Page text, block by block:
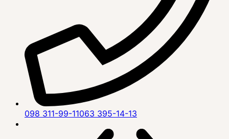
098 311-99-11063 395-14-13